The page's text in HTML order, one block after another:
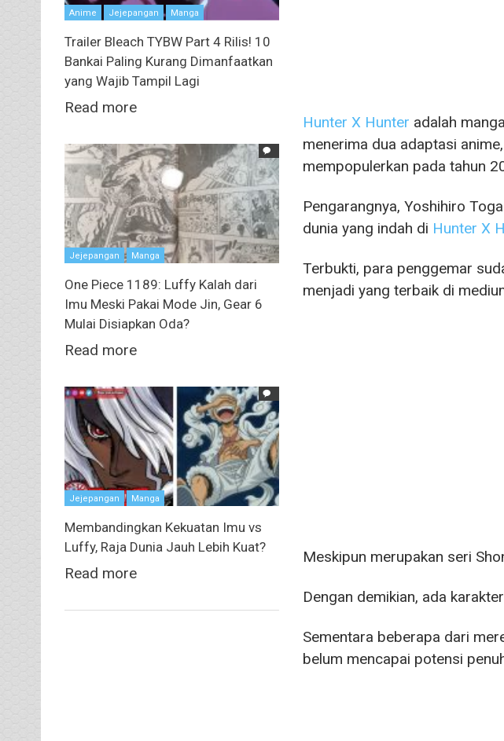
Hunter X Hunter adalah
menerima dua adaptasi
mempopulerkan pada tahun
Pengarangnya, Yoshihiro
dunia yang indah di Hunter X
Terbukti, para penggemar
menjadi yang terbaik di
Meskipun merupakan seri
Dengan demikian, ada
Sementara beberapa dari
belum mencapai potensi
Anime Jejepangan Manga
Trailer Bleach TYBW Part 4 Rilis! 10
Bankai Paling Kurang Dimanfaatkan
yang Wajib Tampil Lagi
Read more
Jejepangan Manga
One Piece 1189: Luffy Kalah dari
Imu Meski Pakai Mode Jin, Gear 6
Mulai Disiapkan Oda?
Read more
Jejepangan Manga
Membandingkan Kekuatan Imu vs
Luffy, Raja Dunia Jauh Lebih Kuat?
Read more